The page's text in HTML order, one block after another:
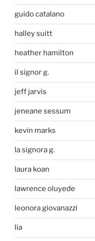
guido catalano
halley suitt
heather hamilton
il signor g.
jeff jarvis
jeneane sessum
kevin marks
la signora g.
laura koan
lawrence oluyede
leonora giovanazzi
lia